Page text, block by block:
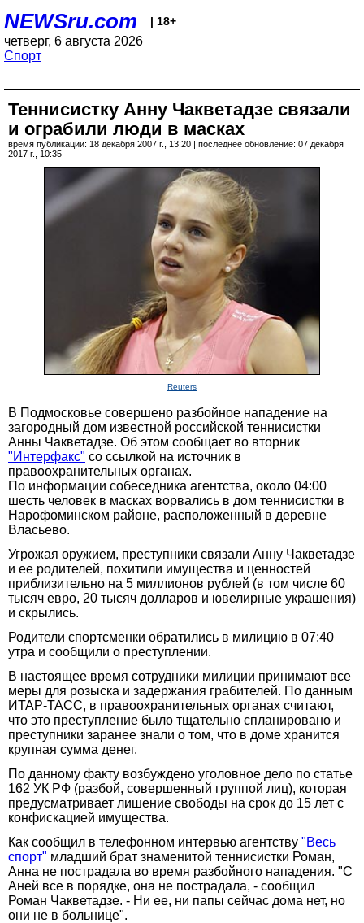
NEWSru.com | 18+
четверг, 6 августа 2026
Спорт
Теннисистку Анну Чакветадзе связали
и ограбили люди в масках
время публикации: 18 декабря 2007 г., 13:20 | последнее обновление: 07 декабря
2017 г., 10:35
Reuters
В Подмосковье совершено разбойное нападение на
загородный дом известной российской теннисистки
Анны Чакветадзе. Об этом сообщает во вторник
"Интерфакс" со ссылкой на источник в
правоохранительных органах.
По информации собеседника агентства, около 04:00
шесть человек в масках ворвались в дом теннисистки в
Нарофоминском районе, расположенный в деревне
Власьево.
Угрожая оружием, преступники связали Анну Чакветадзе
и ее родителей, похитили имущества и ценностей
приблизительно на 5 миллионов рублей (в том числе 60
тысяч евро, 20 тысяч долларов и ювелирные украшения)
и скрылись.
Родители спортсменки обратились в милицию в 07:40
утра и сообщили о преступлении.
В настоящее время сотрудники милиции принимают все
меры для розыска и задержания грабителей. По данным
ИТАР-ТАСС, в правоохранительных органах считают,
что это преступление было тщательно спланировано и
преступники заранее знали о том, что в доме хранится
крупная сумма денег.
По данному факту возбуждено уголовное дело по статье
162 УК РФ (разбой, совершенный группой лиц), которая
предусматривает лишение свободы на срок до 15 лет с
конфискацией имущества.
Как сообщил в телефонном интервью агентству "Весь
спорт" младший брат знаменитой теннисистки Роман,
Анна не пострадала во время разбойного нападения. "С
Аней все в порядке, она не пострадала, - сообщил
Роман Чакветадзе. - Ни ее, ни папы сейчас дома нет, но
они не в больнице".